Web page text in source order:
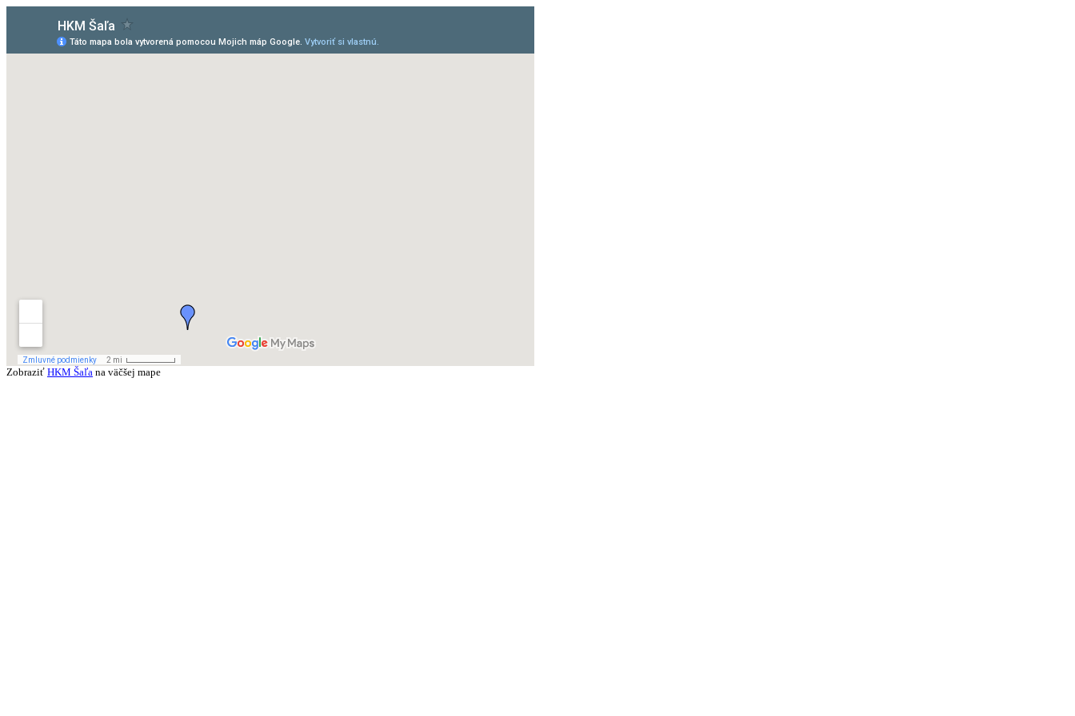
Zobraziť HKM Šaľa na väčšej mape